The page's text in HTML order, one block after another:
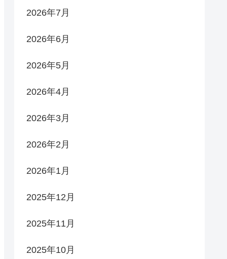
2026年7月
2026年6月
2026年5月
2026年4月
2026年3月
2026年2月
2026年1月
2025年12月
2025年11月
2025年10月